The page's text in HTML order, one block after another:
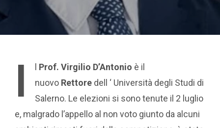
I Prof. Virgilio D’Antonio è il
nuovo Rettore dell ‘ Università degli Studi di
Salerno. Le elezioni si sono tenute il 2 luglio
e, malgrado l’appello al non voto giunto da alcuni